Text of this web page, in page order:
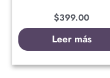
$399.00
Leer más